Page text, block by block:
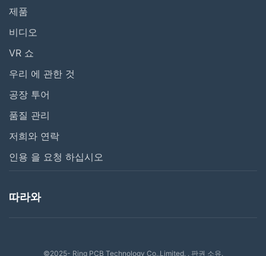
제품
비디오
VR 쇼
우리 에 관한 것
공장 투어
품질 관리
저희와 연락
인용 을 요청 하십시오
따라와
©2025- Ring PCB Technology Co.,Limited. . 판권 소유.